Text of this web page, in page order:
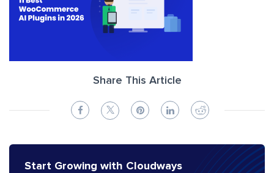
Share This Article
Start Growing with Cloudways